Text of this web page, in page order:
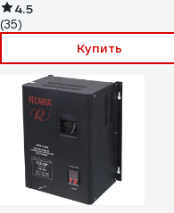
4.5
(35)
Купить